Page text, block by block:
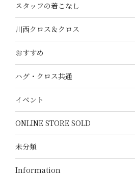
スタッフの着こなし
川西クロス＆クロス
おすすめ
ハグ・クロス共通
イベント
ONLINE STORE SOLD
未分類
Information